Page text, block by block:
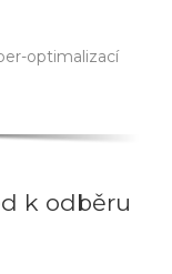
optimalizací
k odběru